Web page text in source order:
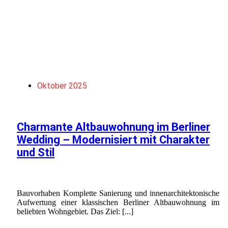
Oktober 2025
Charmante Altbauwohnung im Berliner
Wedding – Modernisiert mit Charakter
und Stil
Bauvorhaben Komplette Sanierung und innenarchitektonische
Aufwertung einer klassischen Berliner Altbauwohnung im
beliebten Wohngebiet. Das Ziel: [...]